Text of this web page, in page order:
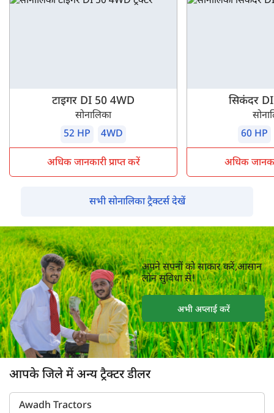
टाइगर DI 50 4WD
सोनालिका
52 HP
4WD
अधिक जानकारी प्राप्त करें
सिकंदर
60 HP
अधिक
सभी सोनालिका ट्रैक्टर्स देखें
अपने सपनों को साकार करें,आसान
लोन सुविधा से!
अभी अप्लाई करें
आपके जिले में अन्य ट्रैक्टर डीलर
Awadh Tractors